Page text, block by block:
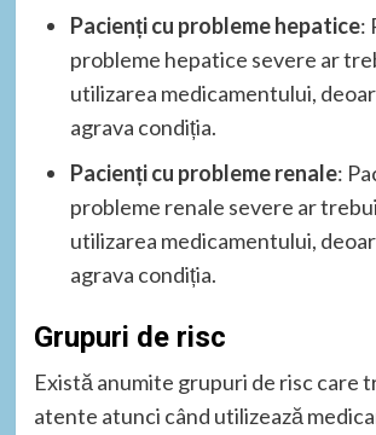
Pacienți cu probleme hepatice:
probleme hepatice severe ar
utilizarea medicamentului,
agrava condiția.
Pacienți cu probleme renale:
probleme renale severe ar
utilizarea medicamentului,
agrava condiția.
Grupuri de risc
Există anumite grupuri de risc care
atente atunci când utilizează